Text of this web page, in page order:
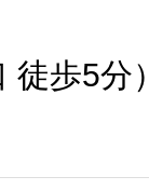
歩5分）